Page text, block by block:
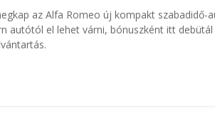
az Alfa Romeo új kompakt szabadidő-
autótól el lehet várni, bónuszként itt debütál